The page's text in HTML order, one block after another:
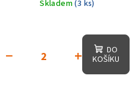
Skladem(3 ks)
+
−
DO
KOŠÍKU